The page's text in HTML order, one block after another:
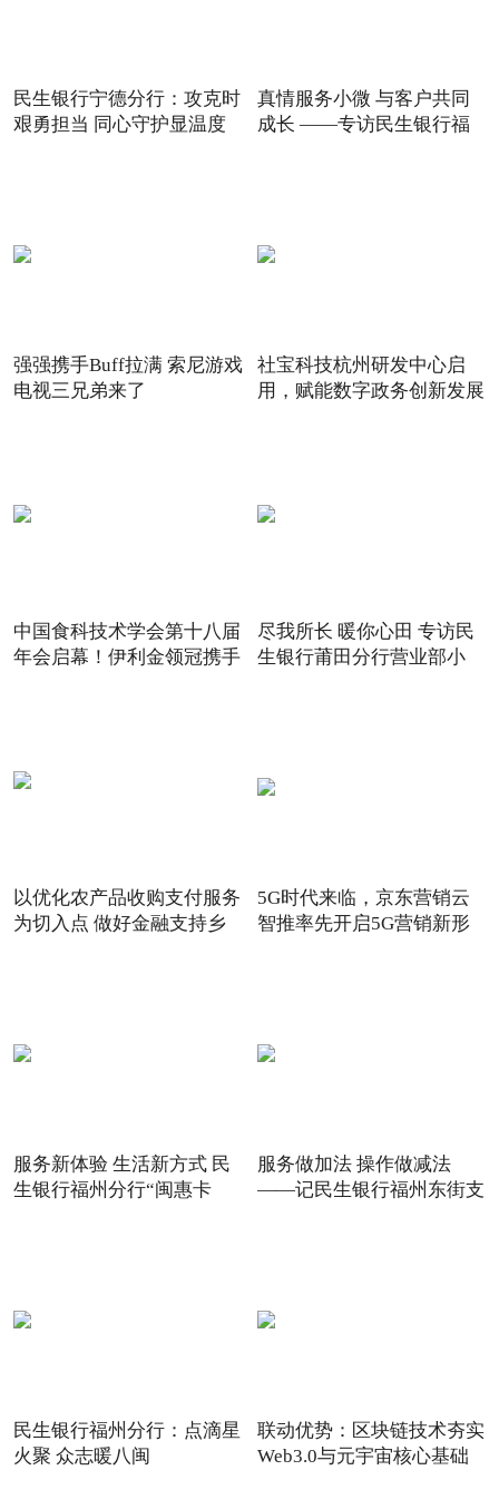
民生银行宁德分行：攻克时
艰勇担当 同心守护显温度
真情服务小微 与客户共同
成长 ——专访民生银行福
强强携手Buff拉满 索尼游戏
电视三兄弟来了
社宝科技杭州研发中心启
用，赋能数字政务创新发展
中国食科技术学会第十八届
年会启幕！伊利金领冠携手
尽我所长 暖你心田 专访民
生银行莆田分行营业部小
以优化农产品收购支付服务
为切入点 做好金融支持乡
5G时代来临，京东营销云
智推率先开启5G营销新形
服务新体验 生活新方式 民
生银行福州分行“闽惠卡
服务做加法 操作做减法
——记民生银行福州东街支
民生银行福州分行：点滴星
火聚 众志暖八闽
联动优势：区块链技术夯实
Web3.0与元宇宙核心基础